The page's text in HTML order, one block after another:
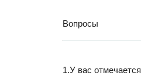
Вопросы
1.У вас